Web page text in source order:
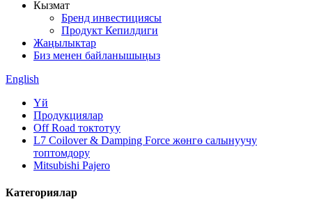
Кызмат
Бренд инвестициясы
Продукт Кепилдиги
Жаңылыктар
Биз менен байланышыңыз
English
Үй
Продукциялар
Off Road токтотуу
L7 Coilover & Damping Force жөнгө салынуучу
топтомдору
Mitsubishi Pajero
Категориялар